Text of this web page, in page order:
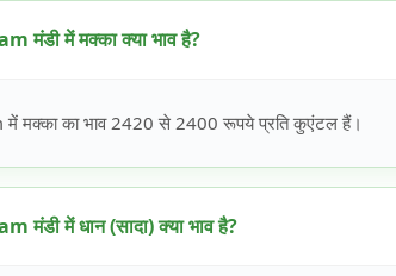
में मक्का क्या भाव है?
मक्का का भाव 2420 से 2400 रूपये प्रति कुएंटल हैं।
में धान (सादा) क्या भाव है?